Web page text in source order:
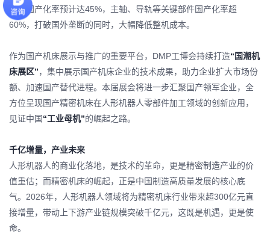
系统国产化率预计达45%，主轴、导轨等关键部件国产化率超
60%，打破国外垄断的同时，大幅降低整机成本。
作为国产机床展示与推广的重要平台，DMP工博会持续打造“国潮机
床展区”，集中展示国产机床企业的技术成果，助力企业扩大市场份
额、加速国产替代进程。本届展会将进一步汇聚国产领军企业，全
方位呈现国产精密机床在人形机器人零部件加工领域的创新应用，
见证中国“工业母机”的崛起之路。
千亿增量，产业未来
人形机器人的商业化落地，是技术的革命，更是精密制造产业的价
值重估；而精密机床的崛起，正是中国制造高质量发展的核心底
气。2026年，人形机器人领域将为精密机床行业带来超300亿元直
接增量，带动上下游产业链规模突破千亿元，这既是机遇，更是使
命。